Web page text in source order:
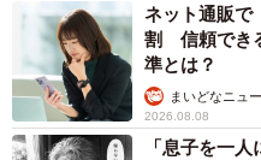
ネット通販で
割 信頼でき
準とは？
まいどなニュ
2026.08.08
「息子を一